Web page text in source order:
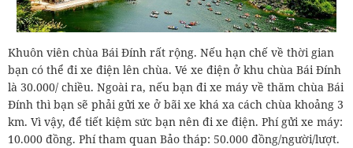
Khuôn viên chùa Bái Đính rất rộng. Nếu hạn chế về thời gian
bạn có thể đi xe điện lên chùa. Vé xe điện ở khu chùa Bái Đính
là 30.000/ chiều. Ngoài ra, nếu bạn đi xe máy về thăm chùa Bái
Đính thì bạn sẽ phải gửi xe ở bãi xe khá xa cách chùa khoảng 3
km. Vì vậy, để tiết kiệm sức bạn nên đi xe điện. Phí gửi xe máy:
10.000 đồng. Phí tham quan Bảo tháp: 50.000 đồng/người/lượt.